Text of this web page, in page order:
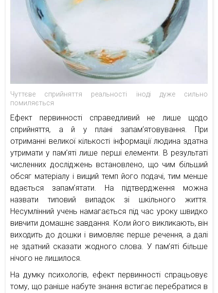
Чуттєве сприйняття реальності іноді дуже сильно
помиляється
Ефект первинності справедливий не лише щодо
сприйняття, а й у плані запам’ятовування. При
отриманні великої кількості інформації людина здатна
утримати у пам’яті лише перші елементи. В результаті
численних досліджень встановлено, що чим більший
обсяг матеріалу і вищий темп його подачі, тим менше
вдається запам’ятати. На підтвердження можна
назвати типовий випадок зі шкільного життя.
Несумлінний учень намагається під час уроку швидко
вивчити домашнє завдання. Коли його викликають, він
виходить до дошки і вимовляє перше речення, а далі
не здатний сказати жодного слова. У пам’яті більше
нічого не лишилося.
На думку психологів, ефект первинності спрацьовує
тому, що раніше набуте знання встигає перебратися в